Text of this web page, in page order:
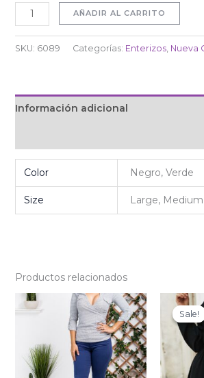
AÑADIR AL CARRITO
SKU: 6089 Categorías: Enterizos, Nueva
Información adicional
Color Negro, Verde
Size Large,
Productos relacionados
Sale!
Sale!